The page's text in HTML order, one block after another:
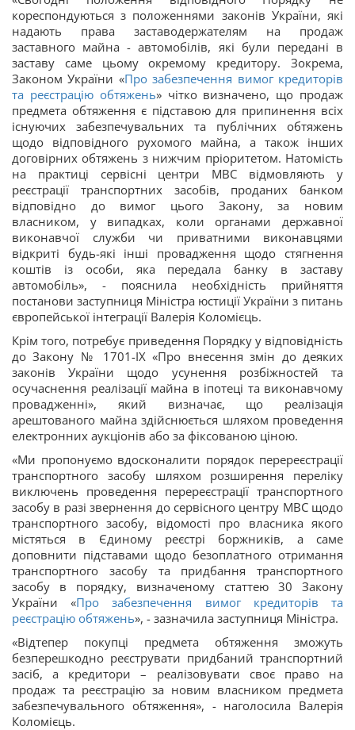
кореспондуються з положеннями законів України, які
надають права заставодержателям на продаж
заставного майна - автомобілів, які були передані в
заставу саме цьому окремому кредитору. Зокрема,
Законом України «Про забезпечення вимог кредиторів
та реєстрацію обтяжень» чітко визначено, що продаж
предмета обтяження є підставою для припинення всіх
існуючих забезпечувальних та публічних обтяжень
щодо відповідного рухомого майна, а також інших
договірних обтяжень з нижчим пріоритетом. Натомість
на практиці сервісні центри МВС відмовляють у
реєстрації транспортних засобів, проданих банком
відповідно до вимог цього Закону, за новим
власником, у випадках, коли органами державної
виконавчої служби чи приватними виконавцями
відкриті будь-які інші провадження щодо стягнення
коштів із особи, яка передала банку в заставу
автомобіль», - пояснила необхідність прийняття
постанови заступниця Міністра юстиції України з питань
європейської інтеграції Валерія Коломієць.
Крім того, потребує приведення Порядку у відповідність
до Закону № 1701-IX «Про внесення змін до деяких
законів України щодо усунення розбіжностей та
осучаснення реалізації майна в іпотеці та виконавчому
провадженні», який визначає, що реалізація
арештованого майна здійснюється шляхом проведення
електронних аукціонів або за фіксованою ціною.
«Ми пропонуємо вдосконалити порядок перереєстрації
транспортного засобу шляхом розширення переліку
виключень проведення перереєстрації транспортного
засобу в разі звернення до сервісного центру МВС щодо
транспортного засобу, відомості про власника якого
містяться в Єдиному реєстрі боржників, а саме
доповнити підставами щодо безоплатного отримання
транспортного засобу та придбання транспортного
засобу в порядку, визначеному статтею 30 Закону
України «Про забезпечення вимог кредиторів та
реєстрацію обтяжень», - зазначила заступниця Міністра.
«Відтепер покупці предмета обтяження зможуть
безперешкодно реєструвати придбаний транспортний
засіб, а кредитори – реалізовувати своє право на
продаж та реєстрацію за новим власником предмета
забезпечувального обтяження», - наголосила Валерія
Коломієць.